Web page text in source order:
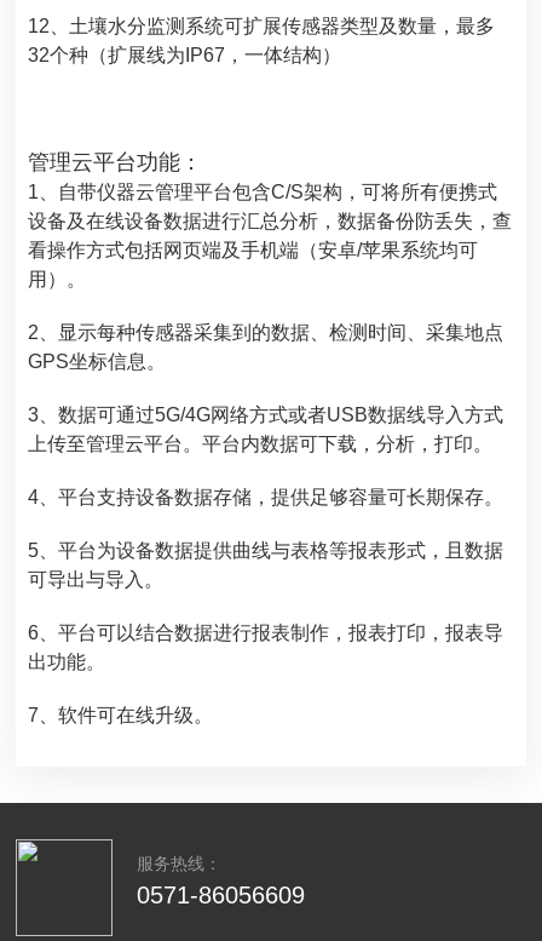
12、 土壤水分监测系统可扩展传感器类型及数量，最多
32个种（扩展线为IP67，一体结构）
管理云平台功能：
1、自带仪器云管理平台包含C/S架构，可将所有便携式
设备及在线设备数据进行汇总分析，数据备份防丢失，查
看操作方式包括网页端及手机端（安卓/苹果系统均可
用）。
2、显示每种传感器采集到的数据、检测时间、采集地点
GPS坐标信息。
3、数据可通过5G/4G网络方式或者USB数据线导入方式
上传至管理云平台。平台内数据可下载，分析，打印。
4、平台支持设备数据存储，提供足够容量可长期保存。
5、平台为设备数据提供曲线与表格等报表形式，且数据
可导出与导入。
6、平台可以结合数据进行报表制作，报表打印，报表导
出功能。
7、软件可在线升级。
服务热线：
0571-86056609